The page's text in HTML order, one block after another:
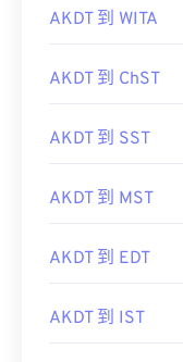
AKDT 到 WITA
AKDT 到 ChST
AKDT 到 SST
AKDT 到 MST
AKDT 到 EDT
AKDT 到 IST